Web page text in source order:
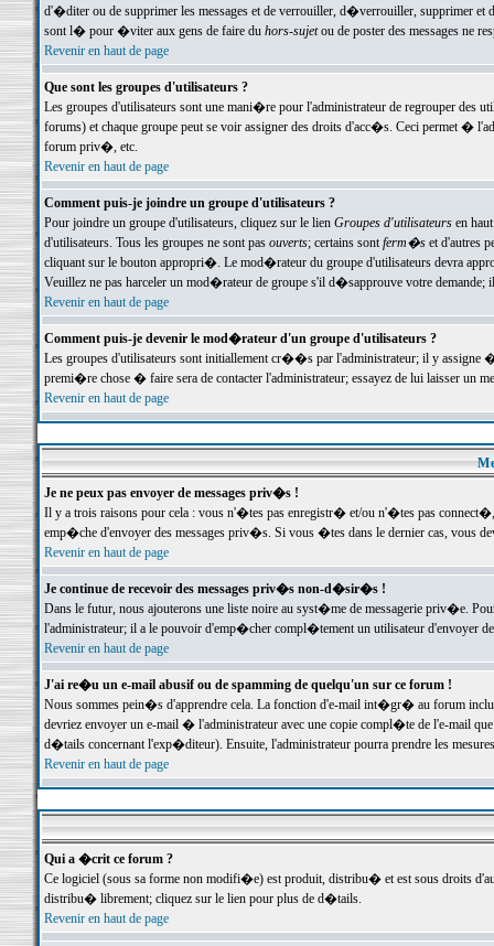
d'�diter ou de supprimer les messages et de verrouiller, d�verrouiller, supprimer
sont l� pour �viter aux gens de faire du hors-sujetou de poster des messages ne
Revenir en haut de page
Que sont les groupes d'utilisateurs ?
Les groupes d'utilisateurs sont une mani�re pour l'administrateur de regrouper des
forums) et chaque groupe peut se voir assigner des droits d'acc�s. Ceci permet
forum priv�, etc.
Revenir en haut de page
Comment puis-je joindre un groupe d'utilisateurs ?
Pour joindre un groupe d'utilisateurs, cliquez sur le lien Groupes d'utilisateursen haut
d'utilisateurs. Tous les groupes ne sont pas ouverts; certains sontferm�set d'autres
cliquant sur le bouton appropri�. Le mod�rateur du groupe d'utilisateurs devra
Veuillez ne pas harceler un mod�rateur de groupe s'il d�sapprouve votre demande;
Revenir en haut de page
Comment puis-je devenir le mod�rateur d'un groupe d'utilisateurs ?
Les groupes d'utilisateurs sont initiallement cr��s par l'administrateur; il y
premi�re chose � faire sera de contacter l'administrateur; essayez de lui laisser un
Revenir en haut de page
Je ne peux pas envoyer de messages priv�s !
Il y a trois raisons pour cela : vous n'�tes pas enregistr� et/ou n'�tes pas
emp�che d'envoyer des messages priv�s. Si vous �tes dans le dernier cas, vous
Revenir en haut de page
Je continue de recevoir des messages priv�s non-d�sir�s !
Dans le futur, nous ajouterons une liste noire au syst�me de messagerie priv�e.
l'administrateur; il a le pouvoir d'emp�cher compl�tement un utilisateur d'envoyer
Revenir en haut de page
J'ai re�u un e-mail abusif ou de spamming de quelqu'un sur ce forum !
Nous sommes pein�s d'apprendre cela. La fonction d'e-mail int�gr� au forum inclut
devriez envoyer un e-mail � l'administrateur avec une copie compl�te de l'e-mail
d�tails concernant l'exp�diteur). Ensuite, l'administrateur pourra prendre les
Revenir en haut de page
Qui a �crit ce forum ?
Ce logiciel (sous sa forme non modifi�e) est produit, distribu� et est sous droits
distribu� librement; cliquez sur le lien pour plus de d�tails.
Revenir en haut de page